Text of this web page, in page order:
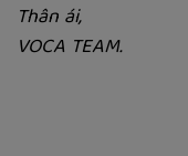
Thân ái,
VOCA TEAM.